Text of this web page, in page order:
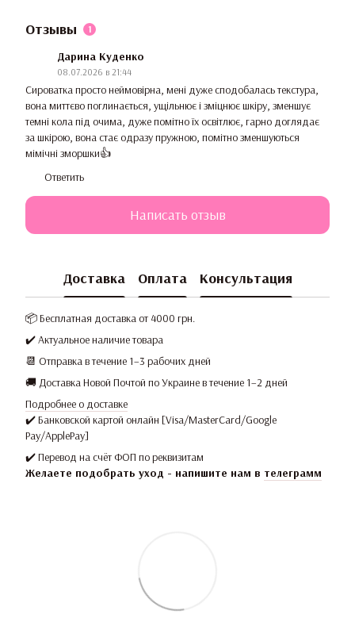
Отзывы 1
Дарина Куденко
08.07.2026 в 21:44
Сироватка просто неймовірна, мені дуже сподобалась текстура,
вона миттєво поглинається, ущільнює і зміцнює шкіру, зменшує
темні кола під очима, дуже помітно їх освітлює, гарно доглядає
за шкірою, вона стає одразу пружною, помітно зменшуються
мімічні зморшки👍
Ответить
Написать отзыв
Доставка Оплата Консультация
📦 Бесплатная доставка от 4000 грн.
✔️ Актуальное наличие товара
📆 Отправка в течение 1–3 рабочих дней
🚚 Доставка Новой Почтой по Украине в течение 1–2 дней
Подробнее о доставке
✔️ Банковской картой онлайн [Visa/MasterCard/Google
Pay/ApplePay]
✔️ Перевод на счёт ФОП по реквизитам
Желаете подобрать уход - напишите нам в телеграмм